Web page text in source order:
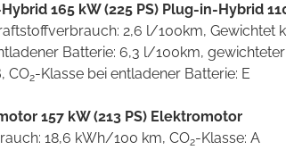
165 kW (225 PS) Plug-in-Hybrid
2,6 l/100km,
Batterie: 6,3 l/100km, gewichteter
CO2-Klasse bei entladener Batterie: E
157 kW (213 PS) Elektromotor
18,6 kWh/100 km, CO2-Klasse: A